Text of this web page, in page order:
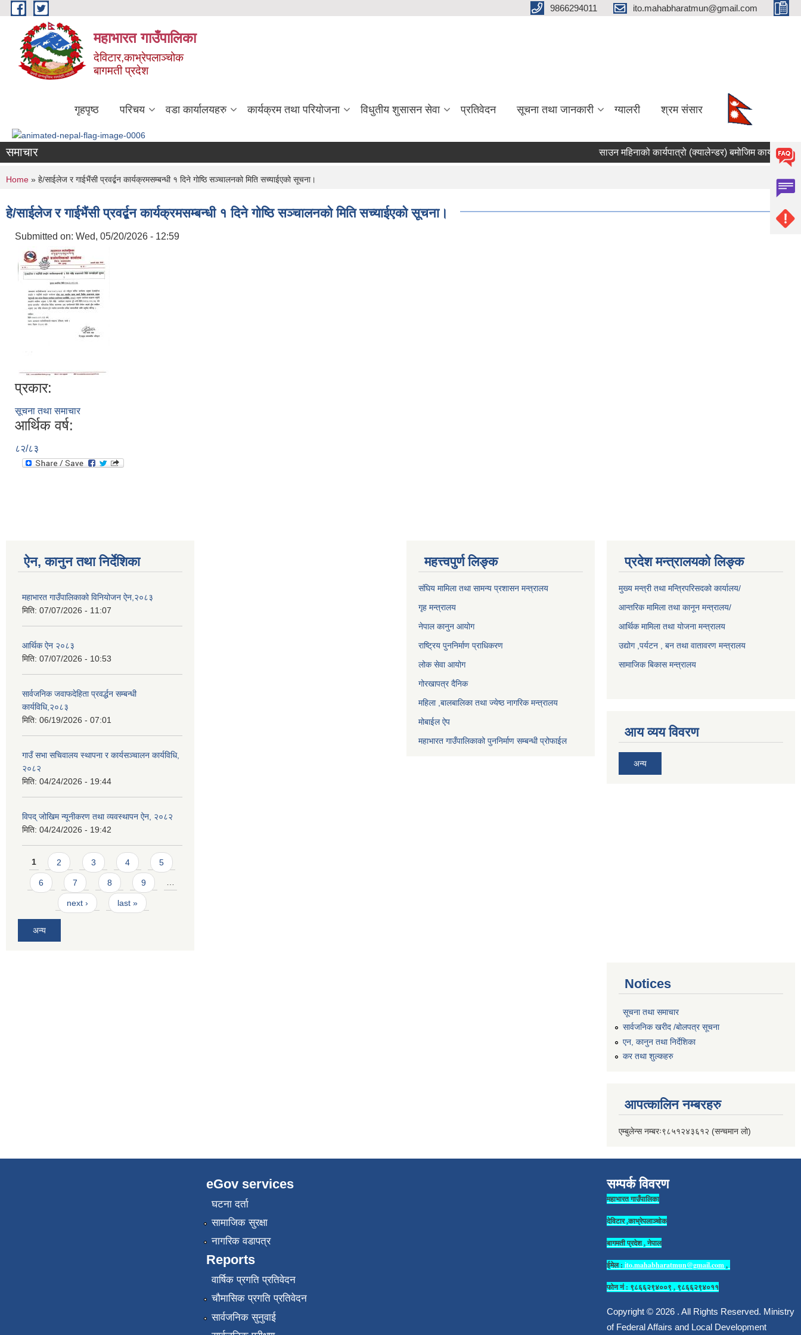
Skip to main content 9866294011 ito.mahabharatmun@gmail.com
महाभारत गाउँपालिका
देविटार,काभ्रेपलाञ्चोक
बागमती प्रदेश
गृहपृष्ठ परिचय वडा कार्यालयहरु कार्यक्रम तथा परियोजना विधुतीय शुसासन सेवा प्रतिवेदन सूचना तथा जानकारी ग्यालरी श्रम संसार
समाचार साउन महिनाको कार्यपात्रो (क्यालेन्डर) बमोजिम कार्यसम्पादन
You are here
Home » हे/साईलेज र गाईभैंसी प्रवर्द्बन कार्यक्रमसम्बन्धी १ दिने गोष्ठि सञ्चालनको मिति सच्याईएको सूचना।
हे/साईलेज र गाईभैंसी प्रवर्द्बन कार्यक्रमसम्बन्धी १ दिने गोष्ठि सञ्चालनको मिति सच्याईएको सूचना।
Submitted on: Wed, 05/20/2026 - 12:59
प्रकार:
सूचना तथा समाचार
आर्थिक वर्ष:
८२/८३
ऐन, कानुन तथा निर्देशिका
महाभारत गाउँपालिकाको विनियोजन ऐन,२०८३
मिति: 07/07/2026 - 11:07
आर्थिक ऐन २०८३
मिति: 07/07/2026 - 10:53
सार्वजनिक जवाफदेहिता प्रवर्द्धन सम्बन्धी
कार्यविधि,२०८३
मिति: 06/19/2026 - 07:01
गाउँ सभा सचिवालय स्थापना र कार्यसञ्चालन कार्यविधि,
२०८२
मिति: 04/24/2026 - 19:44
विपद् जोखिम न्यूनीकरण तथा व्यवस्थापन ऐन, २०८२
मिति: 04/24/2026 - 19:42
Pages
1 2 3 4 5
6 7 8 9 …
next › last »
अन्य
महत्त्वपुर्ण लिङ्क
संघिय मामिला तथा सामन्य प्रशासन मन्त्रालय
गृह मन्त्रालय
नेपाल कानुन आयोग
राष्ट्रिय पुननिर्माण प्राधिकरण
लोक सेवा आयोग
गोरखापत्र दैनिक
महिला ,बालबालिका तथा ज्येष्ठ नागरिक मन्त्रालय
मोबाईल ऐप
महाभारत गाउँपालिकाको पुननिर्माण सम्बन्धी प्रोफाईल
प्रदेश मन्त्रालयको लिङ्क
मुख्य मन्त्री तथा मन्त्रिपरिसदको कार्यालय/
आन्तरिक मामिला तथा कानून मन्त्रालय/
आर्थिक मामिला तथा योजना मन्त्रालय
उद्योग ,पर्यटन , बन तथा वातावरण मन्त्रालय
सामाजिक बिकास मन्त्रालय
आय व्यय विवरण
अन्य
Notices
सूचना तथा समाचार
सार्वजनिक खरीद /बोलपत्र सूचना
एन, कानुन तथा निर्देशिका
कर तथा शुल्कहरु
आपत्कालिन नम्बरहरु
एम्बुलेन्स नम्बरः९८५१२४३६१२ (सन्चमान लो)
eGov services
घटना दर्ता
सामाजिक सुरक्षा
नागरिक वडापत्र
Reports
वार्षिक प्रगति प्रतिवेदन
चौमासिक प्रगति प्रतिवेदन
सार्वजनिक सुनुवाई
सम्पर्क विवरण
महाभारत गाउँपालिका
देविटार ,काभ्रेपलाञ्चोक
बागमती प्रदेश , नेपाल
ईमेल : ito.mahabharatmun@gmail.com,
फोन नं : ९८६६२९४००९ , ९८६६२९४०११
Copyright © 2026 . All Rights Reserved. Ministry
of Federal Affairs and Local Development